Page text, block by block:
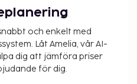
och enkelt med
Låt Amelia, vår AI-
dig att jämföra priser
för dig.